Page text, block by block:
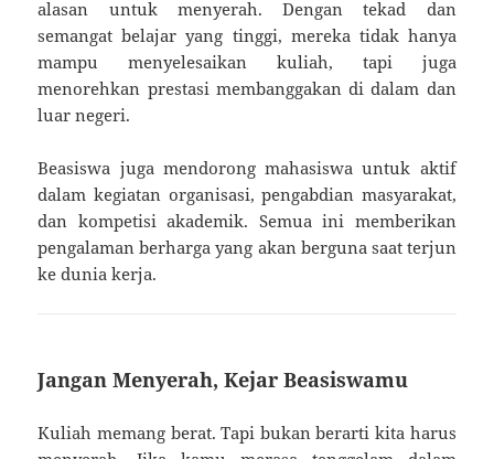
alasan untuk menyerah. Dengan tekad dan
semangat belajar yang tinggi, mereka tidak hanya
mampu menyelesaikan kuliah, tapi juga
menorehkan prestasi membanggakan di dalam dan
luar negeri.
Beasiswa juga mendorong mahasiswa untuk aktif
dalam kegiatan organisasi, pengabdian masyarakat,
dan kompetisi akademik. Semua ini memberikan
pengalaman berharga yang akan berguna saat terjun
ke dunia kerja.
Jangan Menyerah, Kejar Beasiswamu
Kuliah memang berat. Tapi bukan berarti kita harus